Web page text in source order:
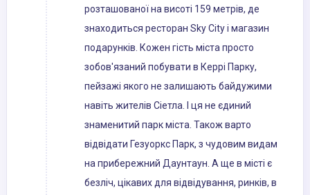
розташованої на висоті 159 метрів, де
знаходиться ресторан Sky City і магазин
подарунків. Кожен гість міста просто
зобов'язаний побувати в Керрі Парку,
пейзажі якого не залишають байдужими
навіть жителів Сіетла. І ця не єдиний
знаменитий парк міста. Також варто
відвідати Гезуоркс Парк, з чудовим видам
на прибережний Даунтаун. А ще в місті є
безліч, цікавих для відвідування, ринків, в